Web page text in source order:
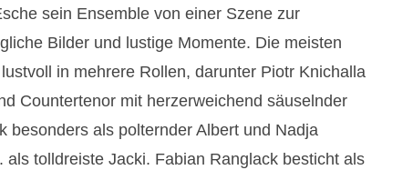
sein Ensemble von einer Szene zur
Bilder und lustige Momente. Die meisten
in mehrere Rollen, darunter Piotr Knichalla
Countertenor mit herzerweichend säuselnder
besonders als polternder Albert und Nadja
als tolldreiste Jacki. Fabian Ranglack besticht als